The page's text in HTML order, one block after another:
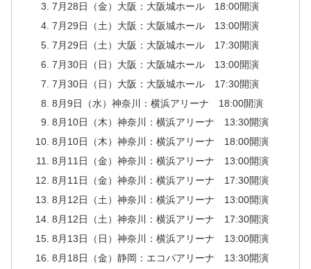
7月28日（金）大阪：大阪城ホール 18:00開演
7月29日（土）大阪：大阪城ホール 13:00開演
7月29日（土）大阪：大阪城ホール 17:30開演
7月30日（日）大阪：大阪城ホール 13:00開演
7月30日（日）大阪：大阪城ホール 17:30開演
8月9日（水）神奈川：横浜アリーナ 18:00開演
8月10日（木）神奈川：横浜アリーナ 13:30開演
8月10日（木）神奈川：横浜アリーナ 18:00開演
8月11日（金）神奈川：横浜アリーナ 13:00開演
8月11日（金）神奈川：横浜アリーナ 17:30開演
8月12日（土）神奈川：横浜アリーナ 13:00開演
8月12日（土）神奈川：横浜アリーナ 17:30開演
8月13日（日）神奈川：横浜アリーナ 13:00開演
8月18日（金）静岡：エコパアリーナ 13:30開演